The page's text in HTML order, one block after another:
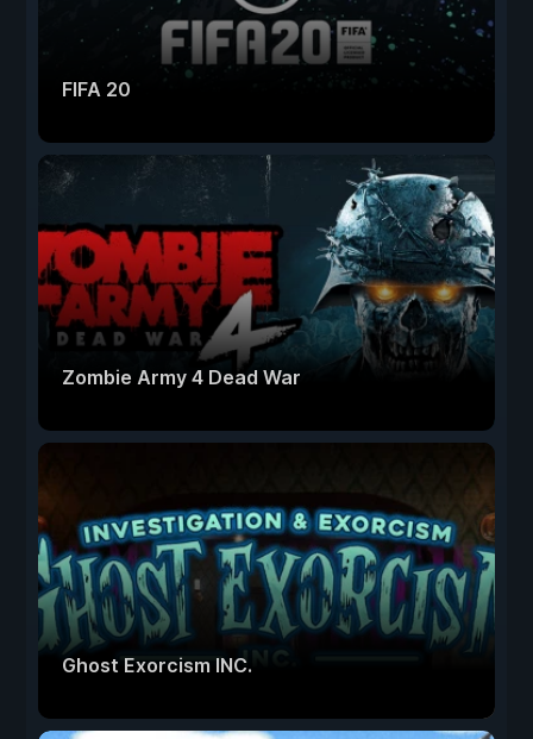
FIFA 20
Zombie Army 4 Dead War
Ghost Exorcism INC.